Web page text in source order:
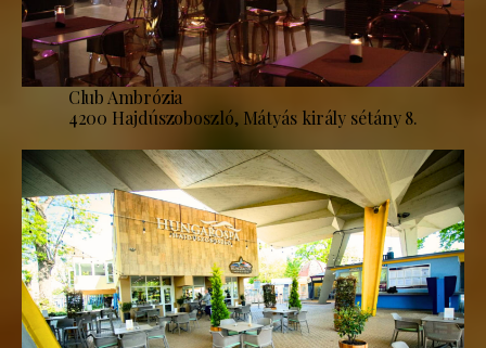
Club Ambrózia
4200 Hajdúszoboszló, Mátyás király sétány 8.